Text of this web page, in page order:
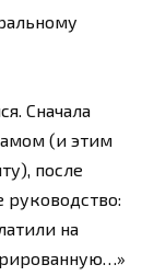
Сначала
(и этим
после
руководство:
на